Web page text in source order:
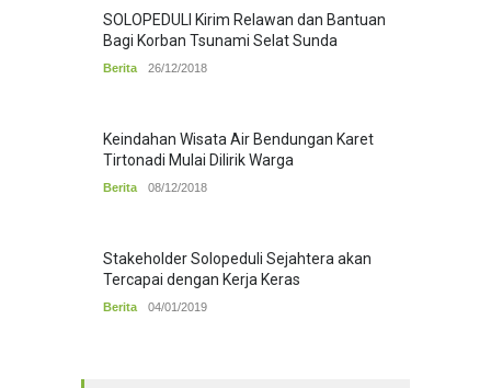
SOLOPEDULI Kirim Relawan dan Bantuan
Bagi Korban Tsunami Selat Sunda
Berita 26/12/2018
Keindahan Wisata Air Bendungan Karet
Tirtonadi Mulai Dilirik Warga
Berita 08/12/2018
Stakeholder Solopeduli Sejahtera akan
Tercapai dengan Kerja Keras
Berita 04/01/2019